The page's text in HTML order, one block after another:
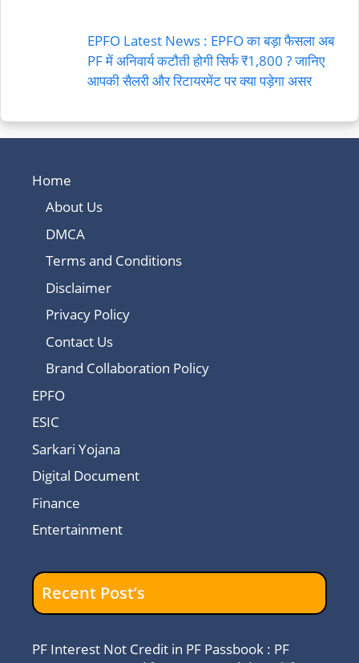
EPFO Latest News : EPFO का बड़ा फैसला अब
PF में अनिवार्य कटौती होगी सिर्फ ₹1,800 ? जानिए
आपकी सैलरी और रिटायरमेंट पर क्या पड़ेगा असर
Home
About Us
DMCA
Terms and Conditions
Disclaimer
Privacy Policy
Contact Us
Brand Collaboration Policy
EPFO
ESIC
Sarkari Yojana
Digital Document
Finance
Entertainment
Recent Post’s
PF Interest Not Credit in PF Passbook : PF